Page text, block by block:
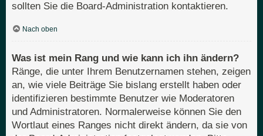
sollten Sie die Board-Administration kontaktieren.
Nach oben
Was ist mein Rang und wie kann ich ihn ändern?
Ränge, die unter Ihrem Benutzernamen stehen, zeigen
an, wie viele Beiträge Sie bislang erstellt haben oder
identifizieren bestimmte Benutzer wie Moderatoren
und Administratoren. Normalerweise können Sie den
Wortlaut eines Ranges nicht direkt ändern, da sie von